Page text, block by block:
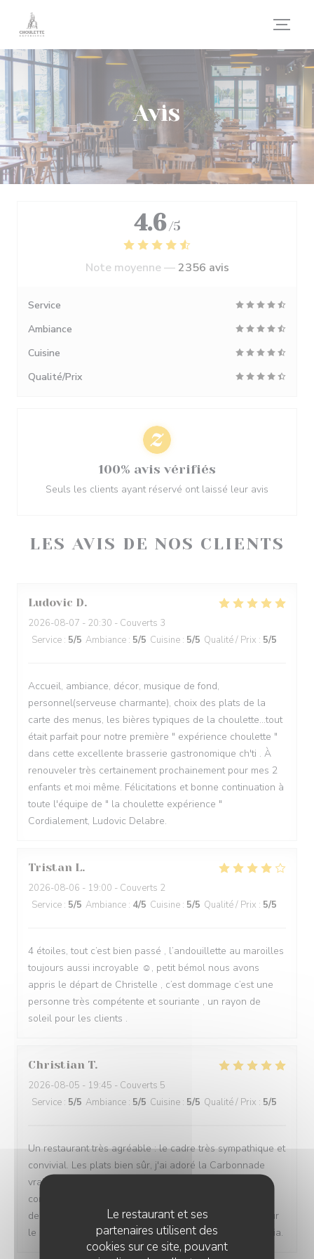
Personnalisation de vos choix en matière de cookies
Le restaurant et ses
partenaires utilisent des
cookies sur ce site, pouvant
Avis
LES AVIS DE NOS CLIENTS
Ludovic D
2026-08-07 - 20:30 - Couverts 3
Service : 5/5 Ambiance : 5/5 Cuisine : 5/5 Qualité / Prix : 5/5
Accueil, ambiance, décor, musique de fond,
personnel(serveuse charmante), choix des plats de la
carte des menus, les bières typiques de la choulette...tout
était parfait pour notre première " expérience choulette "
dans cette excellente brasserie gastronomique ch'ti . À
renouveler très certainement prochainement pour mes 2
enfants et moi même. Félicitations et bonne continuation à
toute l'équipe de " la choulette expérience "
Cordialement, Ludovic Delabre.
Tristan L
2026-08-06 - 19:00 - Couverts 2
Service : 5/5 Ambiance : 4/5 Cuisine : 5/5 Qualité / Prix : 5/5
4 étoiles, tout c’est bien passé , l’andouillette au maroilles
toujours aussi incroyable ☺️, petit bémol nous avons
appris le départ de Christelle , c’est dommage c’est une
personne très compétente et souriante , un rayon de
soleil pour les clients .
Christian T
2026-08-05 - 19:45 - Couverts 5
Service : 5/5 Ambiance : 5/5 Cuisine : 5/5 Qualité / Prix : 5/5
Un restaurant très agréable : le cadre très sympathique et
convivial. Les plats bien sûr, j'ai adoré la Carbonnade
vraiment délicieuse. Mes amis (des locaux qui ne
connaissaient pas le restaurant) ont fait une vraie
decouverte et ils reviendront. Une mention speciale pour
le service tres souriant (sincere) et serviable. Merci Sonia.
4.6 /5
Note moyenne —2356 avis
Service
Ambiance
Cuisine
Qualité/Prix
100% avis vérifiés
Seuls les clients ayant réservé ont laissé leur avis